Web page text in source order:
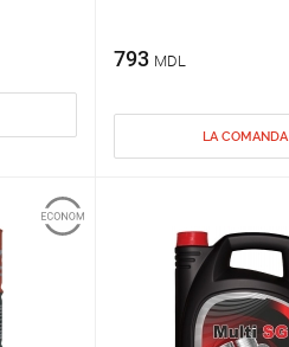
793 MDL
LA COMANDA